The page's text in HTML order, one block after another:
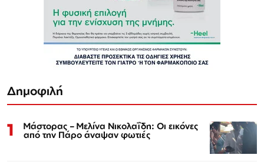
Δημοφιλή
1 Μάστορας – Μελίνα Νικολαΐδη: Οι εικόνες
από την Πάρο άναψαν φωτιές